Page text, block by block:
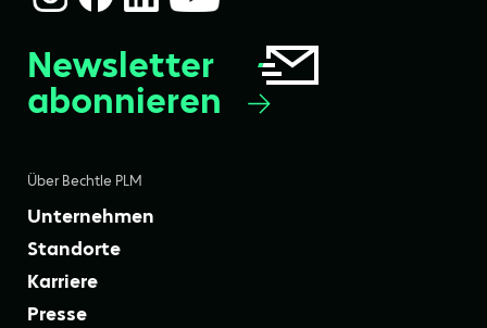
Über Bechtle PLM
Unternehmen
Standorte
Karriere
Presse
Newsletter
abonnieren